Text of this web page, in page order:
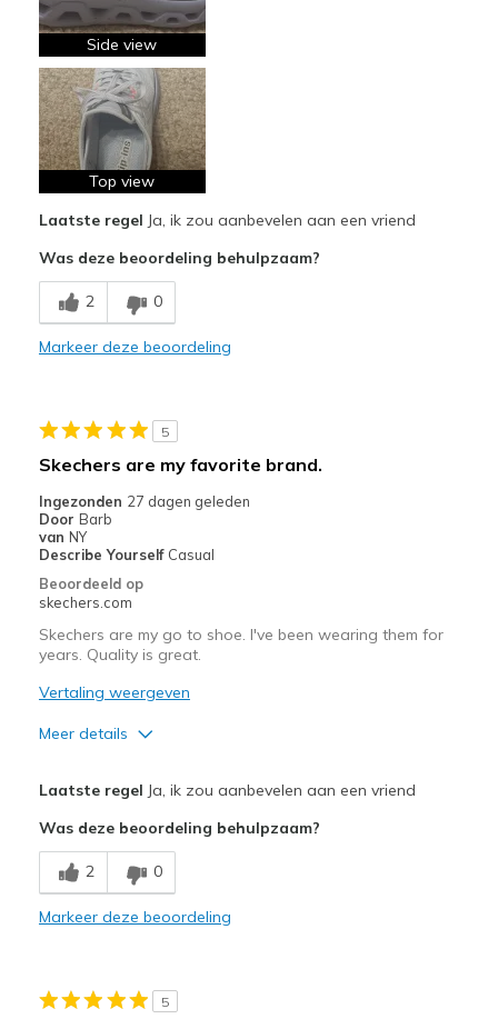
Beste toepassingen
Casual Wear
Going Out
Travel
Work
View On Shoes
Side view
Top view
Laatste regel Ja, ik zou aanbevelen aan een vriend
Was deze beoordeling behulpzaam?
2 0
Markeer deze beoordeling
5
Skechers are my favorite brand.
Ingezonden 27 dagen geleden
Door Barb
van NY
Describe Yourself Casual
Beoordeeld op
skechers.com
Skechers are my go to shoe. I've been wearing them for
years. Quality is great.
Vertaling weergeven
Meer details
Comfortable
Beste toepassingen
Casual Wear
Sizing
Feels half size too big
Laatste regel Ja, ik zou aanbevelen aan een vriend
Was deze beoordeling behulpzaam?
2 0
Markeer deze beoordeling
5